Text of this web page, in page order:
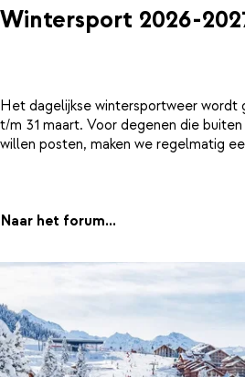
Wintersport 2026-
Het dagelijkse wintersportweer wordt
t/m 31 maart. Voor degenen die
willen posten, maken we regelmatig
Naar het forum...